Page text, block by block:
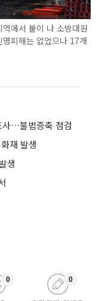
에서 불이 나 소방대원
피해는 없었으나 17개
사…불법증축 점검
재 발생
생
0 0